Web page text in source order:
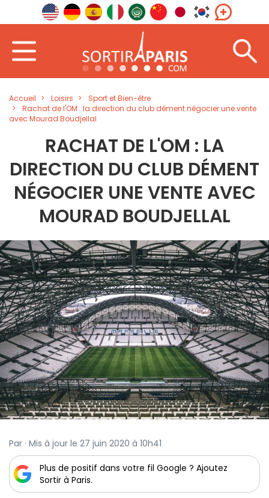
Accueil Loisirs
Sport et Bien-être
Rachat de l'OM : la direction du club dément négocier une vente
avec Mourad Boudjellal
RACHAT DE L'OM : LA
DIRECTION DU CLUB DÉMENT
NÉGOCIER UNE VENTE AVEC
MOURAD BOUDJELLAL
Par · Mis à jour le 27 juin 2020 à 10h41
Plus de positif dans votre fil Google ? Ajoutez
Sortir à Paris.